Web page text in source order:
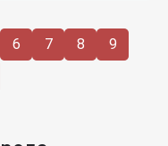
6 7 8
9